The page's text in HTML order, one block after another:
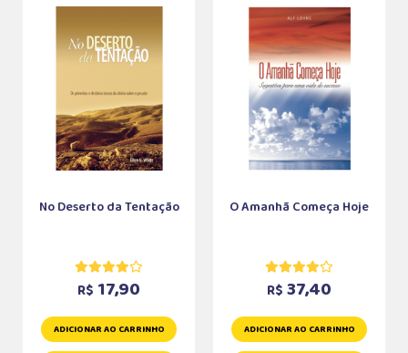
No Deserto da Tentação
R$ 17,90
ADICIONAR AO CARRINHO
O Amanhã Começa Hoje
R$ 37,40
ADICIONAR AO CARRINHO